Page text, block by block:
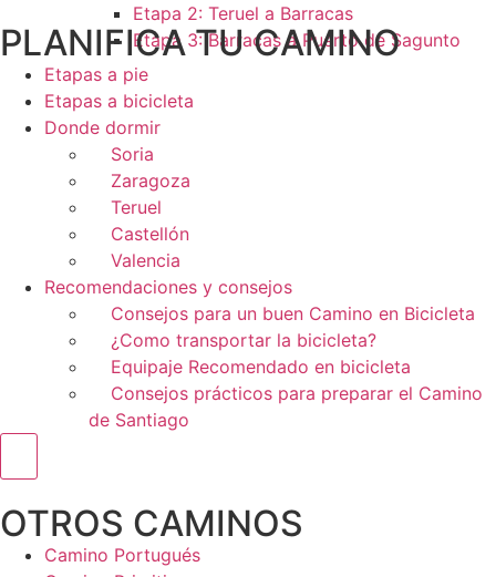
Etapa 2: Teruel a Barracas
Etapa 3: Barracas a Puerto de Sagunto
PLANIFICA TU CAMINO
Etapas a pie
Etapas a bicicleta
Donde dormir
Soria
Zaragoza
Teruel
Castellón
Valencia
Recomendaciones y consejos
Consejos para un buen Camino en Bicicleta
¿Como transportar la bicicleta?
Equipaje Recomendado en bicicleta
Consejos prácticos para preparar el Camino
de Santiago
OTROS CAMINOS
Camino Portugués